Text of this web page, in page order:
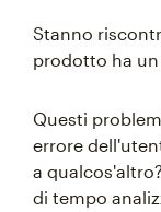
Stanno
prodotto ha
Questi
errore
a
di tempo